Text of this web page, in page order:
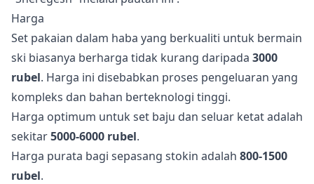
Harga
Set pakaian dalam haba yang berkualiti untuk bermain
ski biasanya berharga tidak kurang daripada 3000
rubel. Harga ini disebabkan proses pengeluaran yang
kompleks dan bahan berteknologi tinggi.
Harga optimum untuk set baju dan seluar ketat adalah
sekitar5000-6000 rubel.
Harga purata bagi sepasang stokin adalah 800-1500
rubel.